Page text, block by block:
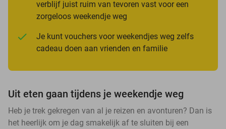
verblijf juist ruim van tevoren vast voor een
zorgeloos weekendje weg
Je kunt vouchers voor weekendjes weg zelfs
cadeau doen aan vrienden en familie
Uit eten gaan tijdens je weekendje weg
Heb je trek gekregen van al je reizen en avonturen? Dan is
het heerlijk om je dag smakelijk af te sluiten bij een